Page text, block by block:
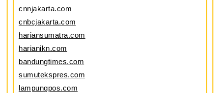
cnnjakarta.com
cnbcjakarta.com
hariansumatra.com
harianikn.com
bandungtimes.com
sumutekspres.com
lampungpos.com